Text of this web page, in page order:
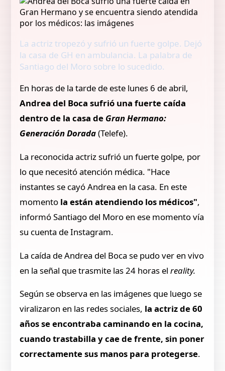
La actriz tropezó y sufrió un fuerte golpe. Dejó
la casa de GH en ambulancia. La palabra de
Santiago del Moro sobre lo sucedido.
En horas de la tarde de este lunes 6 de abril,
Andrea del Boca sufrió una fuerte caída
dentro de la casa de Gran Hermano:
Generación Dorada(Telefe).
La reconocida actriz sufrió un fuerte golpe, por
lo que necesitó atención médica. "Hace
instantes se cayó Andrea en la casa. En este
momento la están atendiendo los médicos",
informó Santiago del Moro en ese momento vía
su cuenta de Instagram.
La caída de Andrea del Boca se pudo ver en vivo
en la señal que trasmite las 24 horas elreality.
Según se observa en las imágenes que luego se
viralizaron en las redes sociales, la actriz de 60
años se encontraba caminando en la cocina,
cuando trastabilla y cae de frente, sin poner
correctamente sus manos para protegerse.